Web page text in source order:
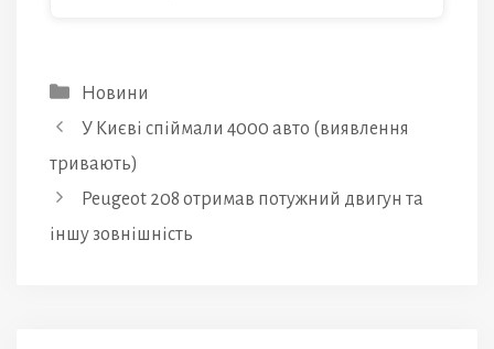
Категорії
Новини
У Києві спіймали 4000 авто (виявлення
тривають)
Peugeot 208 отримав потужний двигун та
іншу зовнішність